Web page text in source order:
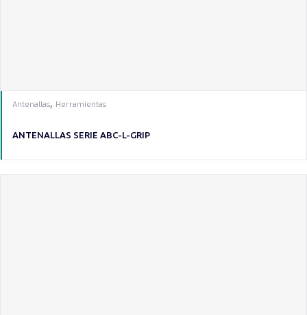
Antenallas, Herramientas
ANTENALLAS SERIE ABC-L-GRIP